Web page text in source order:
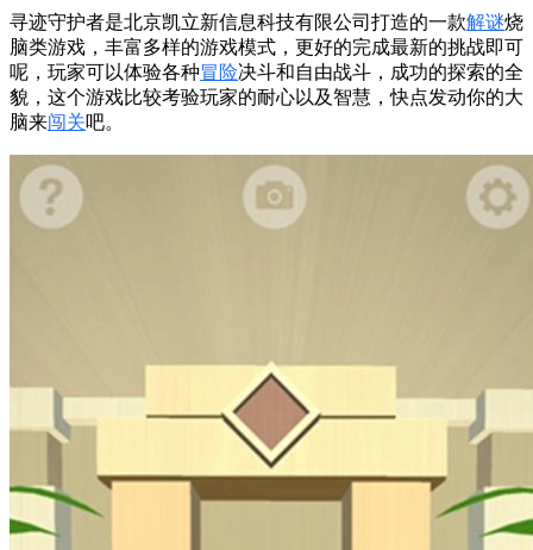
寻迹守护者是北京凯立新信息科技有限公司打造的一款解谜烧
脑类游戏，丰富多样的游戏模式，更好的完成最新的挑战即可
呢，玩家可以体验各种冒险决斗和自由战斗，成功的探索的全
貌，这个游戏比较考验玩家的耐心以及智慧，快点发动你的大
脑来闯关吧。